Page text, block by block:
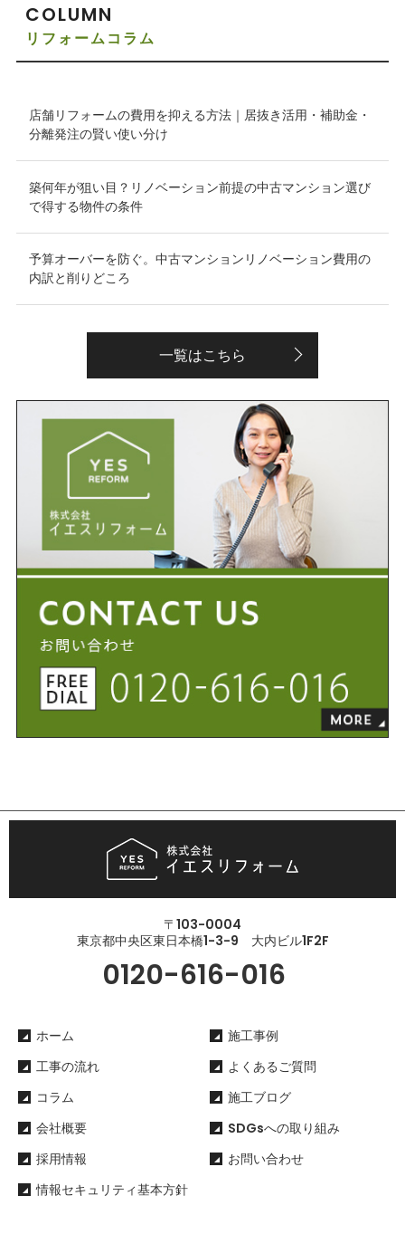
COLUMN
リフォームコラム
店舗リフォームの費用を抑える方法｜居抜き活用・補助金・
分離発注の賢い使い分け
築何年が狙い目？リノベーション前提の中古マンション選び
で得する物件の条件
予算オーバーを防ぐ。中古マンションリノベーション費用の
内訳と削りどころ
一覧はこちら
〒103-0004
東京都中央区東日本橋1-3-9 大内ビル1F2F
0120-616-016
ホーム
施工事例
工事の流れ
よくあるご質問
コラム
施工ブログ
会社概要
SDGsへの取り組み
採用情報
お問い合わせ
情報セキュリティ基本方針